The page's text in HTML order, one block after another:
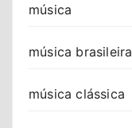
música
música brasileira
música clássica